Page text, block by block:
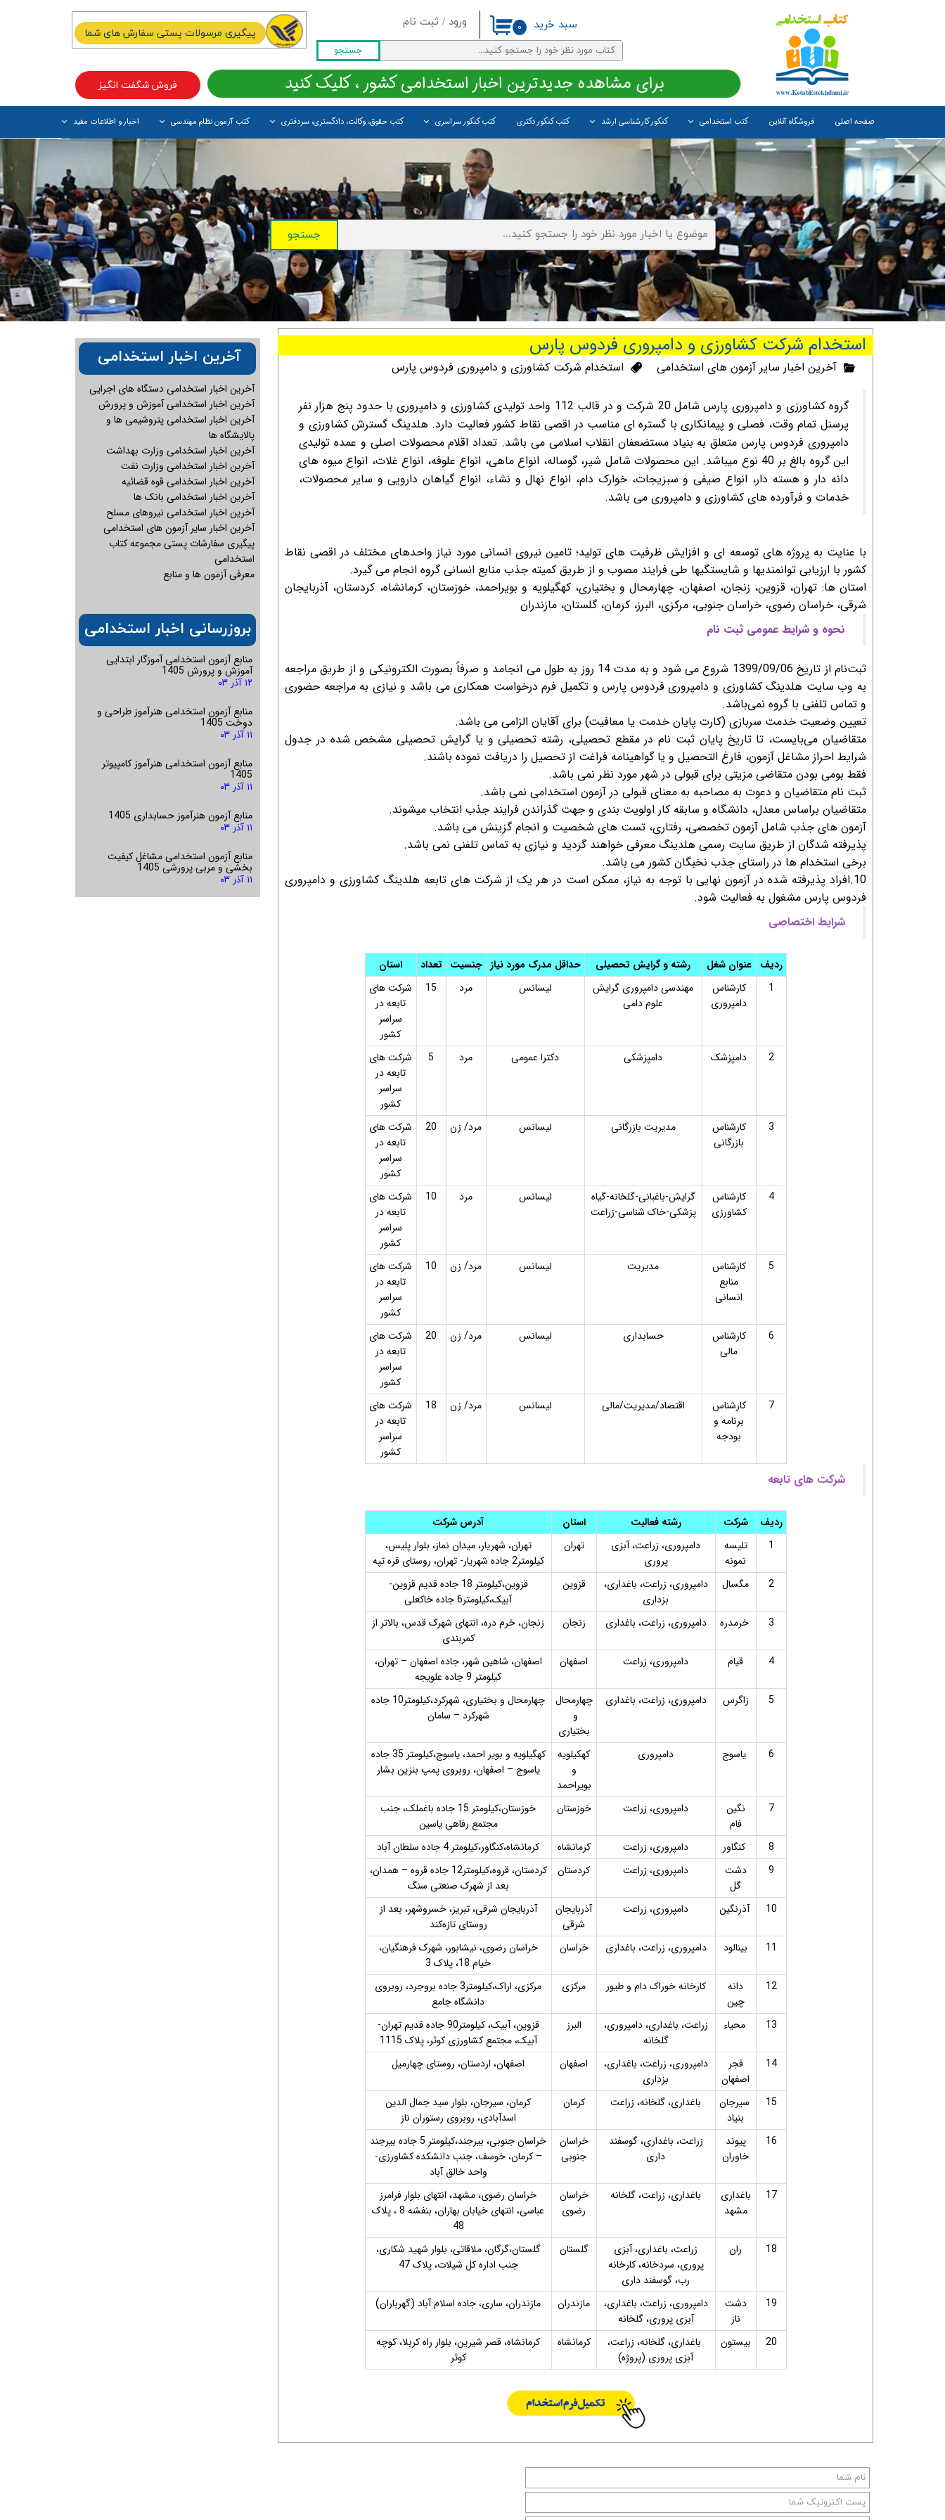
ورود / ثبت نام
حساب کاربری من
تغییر گذر واژه
سفارشات
خروج از حساب کاربری
جستجو
صفحه اصلی فروشگاه آنلاین کتب استخدامی کنکور کارشناسی ارشد کتب کنکور دکتری کتب کنکور سراسری کتب حقوق، وکالت، دادگستری، سردفتری کتب آزمون نظام مهندسی اخبار و اطلاعات مفید
۰ سبد خرید
فروش شگفت انگیز برای مشاهده جدیدترین اخبار استخدامی کشور ، کلیک کنید
پیگیری مرسولات پستی سفارش های شما
جستجو
استخدام شرکت کشاورزی و دامپروری فردوس پارس
آخرین اخبار سایر آزمون های استخدامی استخدام شرکت کشاورزی و دامپروری فردوس پارس
گروه کشاورزی و دامپروری پارس شامل 20 شرکت و در قالب 112 واحد تولیدی کشاورزی و دامپروری با حدود پنج هزار نفر
پرسنل تمام وقت، فصلی و پیمانکاری با گستره ای مناسب در اقصی نقاط کشور فعالیت دارد. هلدینگ گسترش کشاورزی و
دامپروری فردوس پارس متعلق به بنیاد مستضعفان انقلاب اسلامی می باشد. تعداد اقلام محصولات اصلی و عمده تولیدی
این گروه بالغ بر 40 نوع می­باشد. این محصولات شامل شیر، گوساله، انواع ماهی، انواع علوفه، انواع غلات، انواع میوه های
دانه دار و هسته دار، انواع صیفی و سبزیجات، خوارک دام، انواع نهال و نشاء، انواع گیاهان دارویی و سایر محصولات،
خدمات و فرآورده های کشاورزی و دامپروری می باشد.
با عنایت به پروژه های توسعه ای و افزایش ظرفیت های تولید؛ تامین نیروی انسانی مورد نیاز واحدهای مختلف در اقصی نقاط
کشور با ارزیابی توانمندی­ها و شایستگی­ها طی فرایند مصوب و از طریق کمیته جذب منابع انسانی گروه انجام می گیرد.
استان ها: تهران، قزوین، زنجان، اصفهان، چهارمحال و بختیاری، کهگیلویه و بویراحمد، خوزستان، کرمانشاه، کردستان، آذربایجان
شرقی، خراسان رضوی، خراسان جنوبی، مرکزی، البرز، کرمان، گلستان، مازندران
نحوه و شرایط عمومی ثبت ‌نام
ثبت‌نام از تاریخ 1399/09/06 شروع می شود و به مدت 14 روز به طول می انجامد و صرفاً بصورت الکترونیکی و از طریق مراجعه
به وب سایت هلدینگ کشاورزی و دامپروری فردوس پارس و تکمیل فرم درخواست همکاری می باشد و نیازی به مراجعه حضوری
و تماس تلفنی با گروه نمی‌باشد.
تعیین وضعیت خدمت سربازی (کارت پایان خدمت یا معافیت) برای آقایان الزامی می باشد.
متقاضیان می‌بایست، تا تاریخ پایان ثبت نام در مقطع تحصیلی، رشته تحصیلی و یا گرایش تحصیلی مشخص شده در جدول
شرایط احراز مشاغل آزمون، فارغ التحصیل و یا گواهینامه فراغت از تحصیل را دریافت نموده باشند.
فقط بومی بودن متقاضی مزیتی برای قبولی در شهر مورد نظر نمی باشد.
ثبت نام متقاضیان و دعوت به مصاحبه به معنای قبولی در آزمون استخدامی نمی باشد.
متقاضیان براساس معدل، دانشگاه و سابقه کار اولویت بندی و جهت گذراندن فرایند جذب انتخاب می­شوند.
آزمون های جذب شامل آزمون تخصصی، رفتاری، تست های شخصیت و انجام گزینش می باشد.
پذیرفته شدگان از طریق سایت رسمی هلدینگ معرفی خواهند گردید و نیازی به تماس تلفنی نمی باشد.
برخی استخدام ها در راستای جذب نخبگان کشور می باشد.
10.افراد پذیرفته شده در آزمون نهایی با توجه به نیاز، ممکن است در هر یک از شرکت های تابعه هلدینگ کشاورزی و دامپروری
فردوس پارس مشغول به فعالیت شود.
شرایط اختصاصی
ردیف عنوان شغل رشته و گرایش تحصیلی حداقل مدرک مورد نیاز جنسیت تعداد
استان
1
کارشناس
دامپروری
مهندسی دامپروری گرایش
علوم دامی
لیسانس مرد 15
شرکت های
تابعه در
سراسر
کشور
2
دامپزشک دامپزشکی دکترا عمومی مرد 5
شرکت های
تابعه در
سراسر
کشور
3
کارشناس
بازرگانی
مدیریت بازرگانی لیسانس مرد/ زن 20
شرکت های
تابعه در
سراسر
کشور
4
کارشناس
کشاورزی
گرایش-باغبانی-گلخانه-گیاه
پزشکی-خاک شناسی-زراعت
لیسانس مرد 10
شرکت های
تابعه در
سراسر
کشور
5
کارشناس
منابع
انسانی
مدیریت لیسانس مرد/ زن 10
شرکت های
تابعه در
سراسر
کشور
6
کارشناس
مالی
حسابداری لیسانس مرد/ زن 20
شرکت های
تابعه در
سراسر
کشور
7
کارشناس
برنامه و
بودجه
اقتصاد/مدیریت/مالی لیسانس مرد/ زن 18
شرکت های
تابعه در
سراسر
کشور
شرکت های تابعه
ردیف شرکت رشته فعالیت استان
آدرس شرکت
1
تلیسه
نمونه
دامپروری، زراعت، آبزی
پروری
تهران
تهران، شهریار، میدان نماز، بلوار پلیس،
کیلومتر2 جاده شهریار- تهران، روستای قره تپه
2
مگسال
دامپروری، زراعت، باغداری،
بزداری
قزوین
قزوین،کیلومتر 18 جاده قدیم قزوین-
آبیک،کیلومتر6 جاده خاکعلی
3
خرمدره دامپروری، زراعت، باغداری زنجان
زنجان، خرم دره، انتهای شهرک قدس، بالاتر از
کمربندی
4
قیام دامپروری، زراعت اصفهان
اصفهان، شاهین شهر، جاده اصفهان – تهران،
کیلومتر 9 جاده علویجه
5
زاگرس دامپروری، زراعت، باغداری
چهارمحال
و
بختیاری
چهارمحال و بختیاری، شهرکرد،کیلومتر10 جاده
شهرکرد – سامان
6 یاسوج دامپروری
کهکیلویه
و
بویراحمد
کهگیلویه و بویر احمد، یاسوج،کیلومتر 35 جاده
یاسوج – اصفهان، روبروی پمپ بنزین بشار
7
نگین
فام
دامپروری، زراعت خوزستان
خوزستان،کیلومتر 15 جاده باغملک، جنب
مجتمع رفاهی یاسین
8
کنگاور دامپروری، زراعت کرمانشاه
کرمانشاه،کنگاور،کیلومتر 4 جاده سلطان آباد
9
دشت
گل
دامپروری، زراعت کردستان
کردستان، قروه،کیلومتر12 جاده قروه – همدان،
بعد از شهرک صنعتی سنگ
10
آذرنگین دامپروری، زراعت
آذربایجان
شرقی
آذربایجان شرقی، تبریز، خسروشهر، بعد از
روستای تازه‌کند
11
بینالود دامپروری، زراعت، باغداری خراسان
خراسان رضوی، نیشابور، شهرک فرهنگیان،
خیام 18، پلاک 3
12
دانه
چین
کارخانه خوراک دام و طیور مرکزی
مرکزی، اراک،کیلومتر3 جاده بروجرد، روبروی
دانشگاه جامع
13
محیاء
زراعت، باغداری، دامپروری،
گلخانه
البرز
قزوین، آبیک، کیلومتر90 جاده قدیم تهران-
آبیک، مجتمع کشاورزی کوثر، پلاک 1115
14
فجر
اصفهان
دامپروری، زراعت، باغداری،
بزداری
اصفهان اصفهان، اردستان، روستای چهارمیل
15
سیرجان
بنیاد
باغداری، گلخانه، زراعت کرمان
کرمان، سیرجان، بلوار سید جمال الدین
اسدآبادی، روبروی رستوران ناز
16
پیوند
خاوران
زراعت، باغداری، گوسفند
داری
خراسان
جنوبی
خراسان جنوبی، بیرجند،کیلومتر 5 جاده بیرجند
– کرمان، خوسف، جنب دانشکده کشاورزی-
واحد خالق آباد
17
باغداری
مشهد
باغداری، زراعت، گلخانه
خراسان
رضوی
خراسان رضوی، مشهد، انتهای بلوار فرامرز
عباسی، انتهای خیابان بهاران، بنفشه 8 ، پلاک
48
18
ران
زراعت، باغداری، آبزی
پروری، سردخانه، کارخانه
رب، گوسفند داری
گلستان
گلستان،گرگان، ملاقاتی، بلوار شهید شکاری،
جنب اداره کل شیلات، پلاک 47
19
دشت
ناز
دامپروری، زراعت، باغداری،
آبزی پروری، گلخانه
مازندران مازندران، ساری، جاده اسلام آباد (گهرباران)
20 بیستون
باغداری، گلخانه، زراعت،
آبزی پروری (پروژه)
کرمانشاه
کرمانشاه، قصر شیرین، بلوار راه کربلا، کوچه
کوثر
آخرین اخبار استخدامی دستگاه های اجرایی
آخرین اخبار استخدامی آموزش و پرورش
آخرین اخبار استخدامی پتروشیمی ها و
پالایشگاه ها
آخرین اخبار استخدامی وزارت بهداشت
آخرین اخبار استخدامی وزارت نفت
آخرین اخبار استخدامی قوه قضائیه
آخرین اخبار استخدامی بانک ها
آخرین اخبار استخدامی نیروهای مسلح
آخرین اخبار سایر آزمون های استخدامی
پیگیری سفارشات پستی مجموعه کتاب
استخدامی
معرفی آزمون ها و منابع
منابع آزمون استخدامی آموزگار ابتدایی
آموزش و پرورش 1405
۱۲ آذر ۰۳
منابع آزمون استخدامی هنرآموز طراحی و
دوخت 1405
۱۱ آذر ۰۳
منابع آزمون استخدامی هنرآموز کامپیوتر
1405
۱۱ آذر ۰۳
منابع آزمون هنرآموز حسابداری 1405
۱۱ آذر ۰۳
منابع آزمون استخدامی مشاغل کیفیت
بخشی و مربی پرورشی 1405
۱۱ آذر ۰۳
بروزرسانی اخبار استخدامی
آخرین اخبار استخدامی